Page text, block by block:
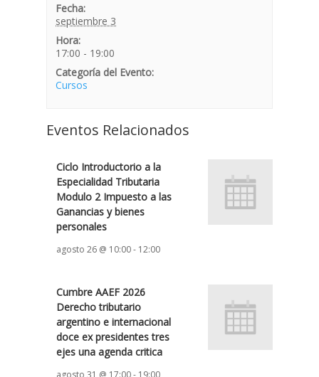
Fecha:
septiembre 3
Hora:
17:00 - 19:00
Categoría del Evento:
Cursos
Eventos Relacionados
Ciclo Introductorio a la
Especialidad Tributaria
Modulo 2 Impuesto a las
Ganancias y bienes
personales
agosto 26 @ 10:00- 12:00
Cumbre AAEF 2026
Derecho tributario
argentino e internacional
doce ex presidentes tres
ejes una agenda critica